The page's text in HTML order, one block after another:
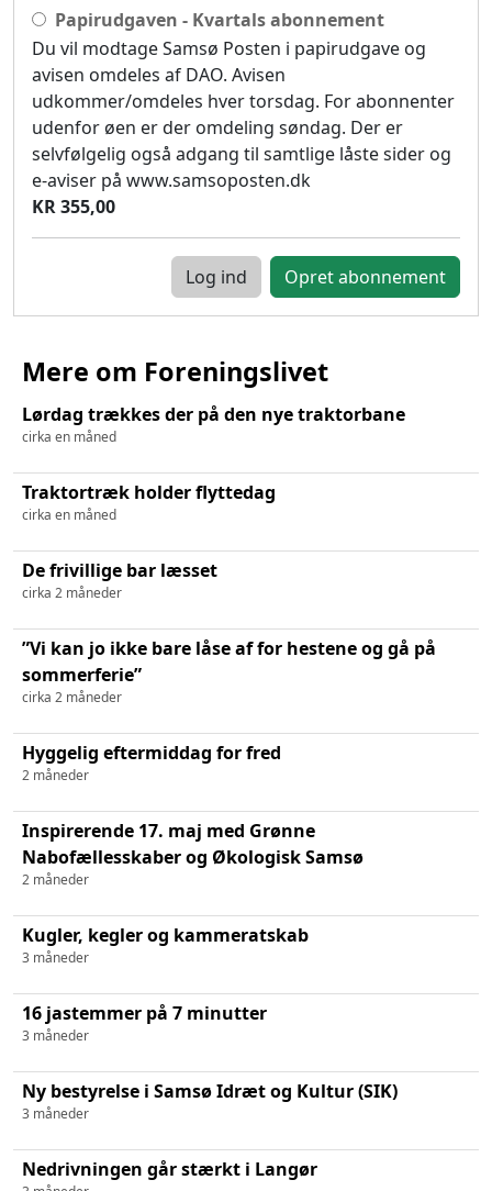
Papirudgaven - Kvartals abonnement
Du vil modtage Samsø Posten i papirudgave og
avisen omdeles af DAO. Avisen
udkommer/omdeles hver torsdag. For abonnenter
udenfor øen er der omdeling søndag. Der er
selvfølgelig også adgang til samtlige låste sider og
e-aviser på www.samsoposten.dk
KR 355,00
Log ind
Mere om Foreningslivet
Lørdag trækkes der på den nye traktorbane
cirka en måned
Traktortræk holder flyttedag
cirka en måned
De frivillige bar læsset
cirka 2 måneder
”Vi kan jo ikke bare låse af for hestene og gå på
sommerferie”
cirka 2 måneder
Hyggelig eftermiddag for fred
2 måneder
Inspirerende 17. maj med Grønne
Nabofællesskaber og Økologisk Samsø
2 måneder
Kugler, kegler og kammeratskab
3 måneder
16 jastemmer på 7 minutter
3 måneder
Ny bestyrelse i Samsø Idræt og Kultur (SIK)
3 måneder
Nedrivningen går stærkt i Langør